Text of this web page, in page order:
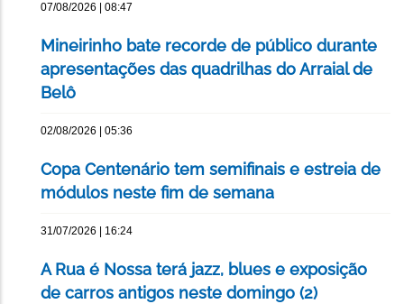
07/08/2026 | 08:47
Mineirinho bate recorde de público durante
apresentações das quadrilhas do Arraial de
Belô
02/08/2026 | 05:36
Copa Centenário tem semifinais e estreia de
módulos neste fim de semana
31/07/2026 | 16:24
A Rua é Nossa terá jazz, blues e exposição
de carros antigos neste domingo (2)